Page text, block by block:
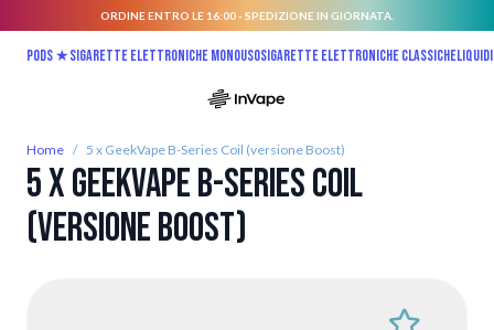
ORDINE ENTRO LE 16:00 - SPEDIZIONE IN GIORNATA.
Pods ★Sigarette elettroniche monousoSigarette elettroniche classiche
Home / 5 x GeekVape B-Series Coil (versione Boost)
5 x GeekVape B-Series Coil
(versione Boost)